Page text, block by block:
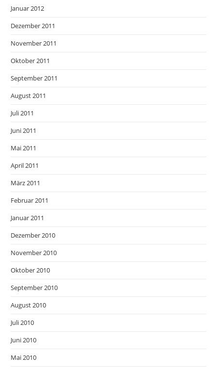
Januar 2012
Dezember 2011
November 2011
Oktober 2011
September 2011
August 2011
Juli 2011
Juni 2011
Mai 2011
April 2011
März 2011
Februar 2011
Januar 2011
Dezember 2010
November 2010
Oktober 2010
September 2010
August 2010
Juli 2010
Juni 2010
Mai 2010